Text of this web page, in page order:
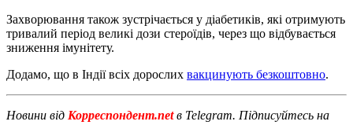
Захворювання також зустрічається у діабетиків, які отримують
тривалий період великі дози стероїдів, через що відбувається
зниження імунітету.
Додамо, що в Індії всіх дорослих вакцинують безкоштовно.
Новини від Корреспондент.netв Telegram. Підписуйтесь на